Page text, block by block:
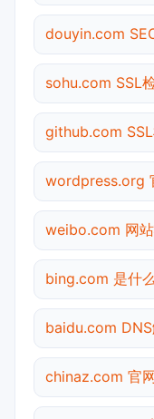
sohu.com SSL
github.com
weibo.com 网
bing.com 是什
baidu.com
chinaz.com 官